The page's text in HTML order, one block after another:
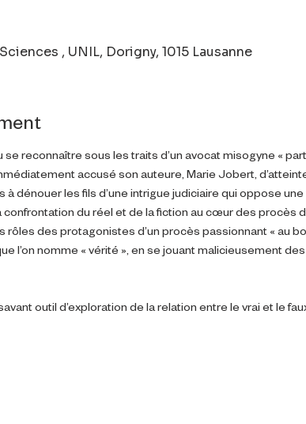
, UNIL, Dorigny, 1015 Lausanne
reconnaître sous les traits d’un avocat misogyne «
accusé son auteure, Marie Jobert,
à dénouer les fils d’une intrigue judiciaire qui oppose
du réel et de la fiction au cœur des procès
rôles des protagonistes d’un procès passionnant « au
l’on nomme « vérité », en se jouant malicieusement
outil d’exploration de la relation entre le vrai et le